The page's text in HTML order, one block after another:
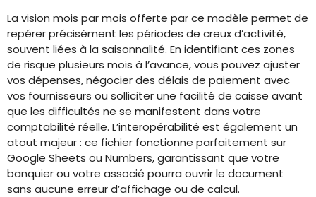
La vision mois par mois offerte par ce modèle permet de
repérer précisément les périodes de creux d’activité,
souvent liées à la saisonnalité. En identifiant ces zones
de risque plusieurs mois à l’avance, vous pouvez ajuster
vos dépenses, négocier des délais de paiement avec
vos fournisseurs ou solliciter une facilité de caisse avant
que les difficultés ne se manifestent dans votre
comptabilité réelle. L’interopérabilité est également un
atout majeur : ce fichier fonctionne parfaitement sur
Google Sheets ou Numbers, garantissant que votre
banquier ou votre associé pourra ouvrir le document
sans aucune erreur d’affichage ou de calcul.